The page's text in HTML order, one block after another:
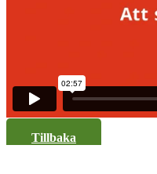
Tillbaka